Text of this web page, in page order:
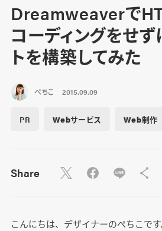
Dreamweaverで
コーディングをせ
トを構築してみた
ぺちこ 2015.09.09
PR Webサービス Web制作
Share
こんにちは、デザイナーのぺちこです